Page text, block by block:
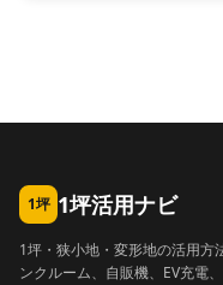
1坪 1坪活用ナビ
1坪・狭小地・変形地の活用方
ンクルーム、自販機、EV充電